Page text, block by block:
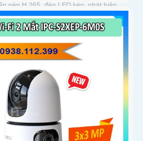
nén H.265, đèn LED kép, phát hiện
báo động còi 110dB